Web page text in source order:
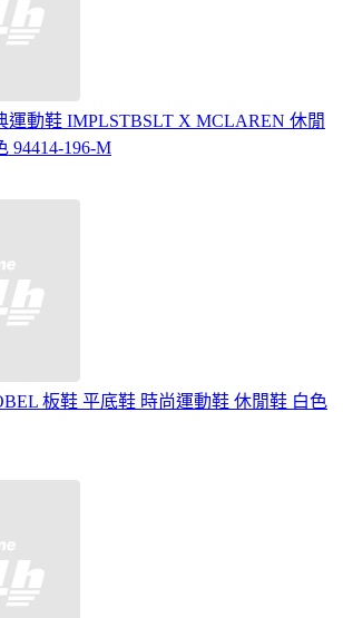
運動鞋 IMPLSTBSLT X MCLAREN 休閒
94414-196-M
板鞋 平底鞋 時尚運動鞋 休閒鞋 白色